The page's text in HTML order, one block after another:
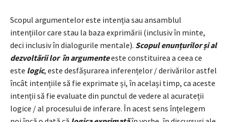
Scopul argumentelor este intenția sau ansamblul
intențiilor care stau la baza exprimării (inclusiv în minte,
deci inclusiv în dialogurile mentale). Scopul enunțurilor și al
dezvoltării lor în argumenteeste constituirea a ceea ce
este logic, este desfășurarea inferențelor / derivărilor astfel
încât intențiile să fie exprimate și, în același timp, ca aceste
intenții să fie evaluate din punctul de vedere al acurateții
logice / al procesului de inferare. În acest sens înțelegem